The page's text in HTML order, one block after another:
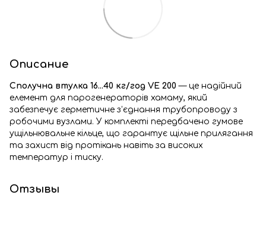
Описание
Сполучна втулка 16...40 кг/год VE 200 — це надійний
елемент для парогенераторів хамаму, який
забезпечує герметичне з’єднання трубопроводу з
робочими вузлами. У комплекті передбачено гумове
ущільнювальне кільце, що гарантує щільне прилягання
та захист від протікань навіть за високих
температур і тиску.
Отзывы